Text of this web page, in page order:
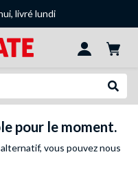
livré lundi
pour le moment.
vous pouveznous